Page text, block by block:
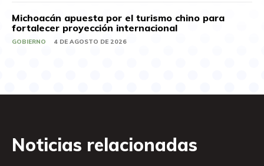
Michoacán apuesta por el turismo chino para
fortalecer proyección internacional
GOBIERNO 4 DE AGOSTO DE 2026
Noticias relacionadas